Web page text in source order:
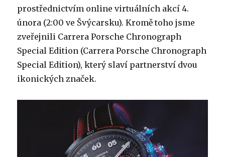
prostřednictvím online virtuálních akcí 4.
února (2:00 ve Švýcarsku). Kromě toho jsme
zveřejnili Carrera Porsche Chronograph
Special Edition (Carrera Porsche Chronograph
Special Edition), který slaví partnerství dvou
ikonických značek.